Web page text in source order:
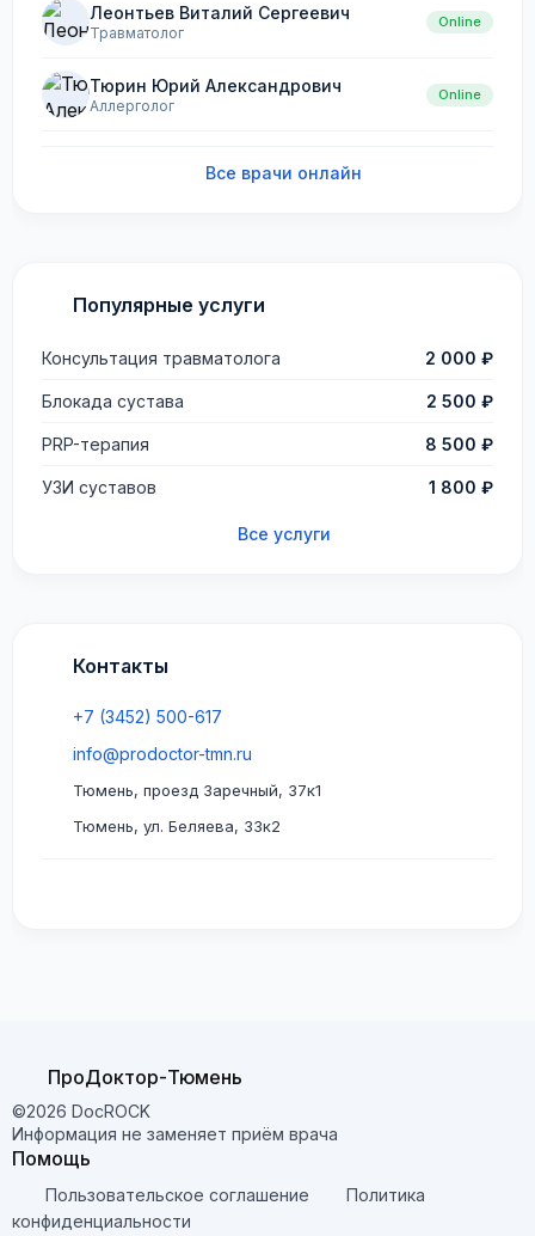
Леонтьев Виталий Сергеевич
Травматолог
Online
Тюрин Юрий Александрович
Аллерголог
Online
Все врачи онлайн
Популярные услуги
Консультация травматолога 2 000 ₽
Блокада сустава 2 500 ₽
PRP-терапия 8 500 ₽
УЗИ суставов 1 800 ₽
Все услуги
Контакты
+7 (3452) 500-617
info@prodoctor-tmn.ru
Тюмень, проезд Заречный, 37к1
Тюмень, ул. Беляева, 33к2
ПроДоктор-Тюмень
©2026 DocROCK
Информация не заменяет приём врача
Помощь
Пользовательское соглашение
Политика
конфиденциальности